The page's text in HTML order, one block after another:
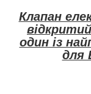
Клапан
один із
для